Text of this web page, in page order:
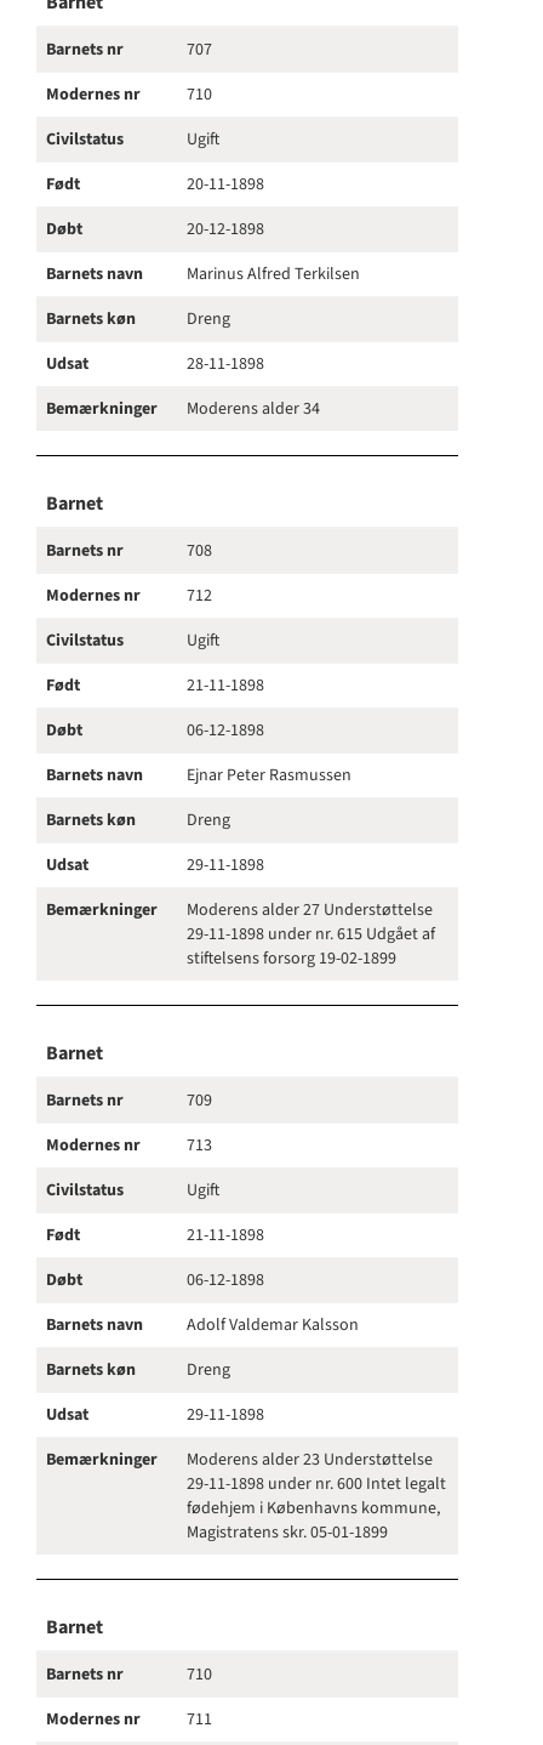
Barnets nr
707
Modernes nr
710
Civilstatus
Ugift
Født
20-11-1898
Døbt
20-12-1898
Barnets navn
Marinus Alfred Terkilsen
Barnets køn
Dreng
Udsat
28-11-1898
Bemærkninger
Moderens alder 34
Barnet
Barnets nr
708
Modernes nr
712
Civilstatus
Ugift
Født
21-11-1898
Døbt
06-12-1898
Barnets navn
Ejnar Peter Rasmussen
Barnets køn
Dreng
Udsat
29-11-1898
Bemærkninger
Moderens alder 27 Understøttelse
29-11-1898 under nr. 615 Udgået af
stiftelsens forsorg 19-02-1899
Barnet
Barnets nr
709
Modernes nr
713
Civilstatus
Ugift
Født
21-11-1898
Døbt
06-12-1898
Barnets navn
Adolf Valdemar Kalsson
Barnets køn
Dreng
Udsat
29-11-1898
Bemærkninger
Moderens alder 23 Understøttelse
29-11-1898 under nr. 600 Intet legalt
fødehjem i Københavns kommune,
Magistratens skr. 05-01-1899
Barnet
Barnets nr
710
Modernes nr
711